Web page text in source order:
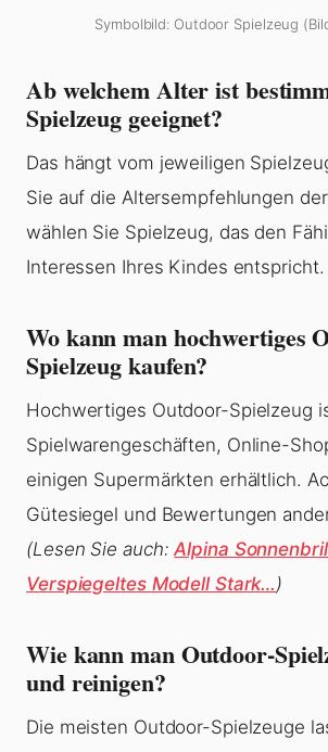
Symbolbild: Outdoor Spielzeug
Ab welchem Alter ist
Spielzeug geeignet?
Das hängt vom jeweiligen
Sie auf die Altersempfehlungen
wählen Sie Spielzeug, das den
Interessen Ihres Kindes entspricht.
Wo kann man hochwertiges
Spielzeug kaufen?
Hochwertiges Outdoor-Spielzeug
Spielwarengeschäften, Online-
einigen Supermärkten erhältlich.
Gütesiegel und Bewertungen
(Lesen Sie auch:Alpina
Verspiegeltes Modell Stark… )
Wie kann man Outdoor-
und reinigen?
Die meisten Outdoor-Spielzeuge